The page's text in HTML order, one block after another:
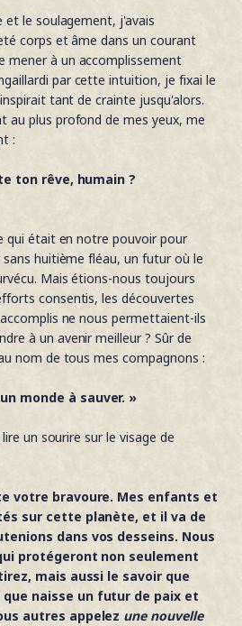
et le soulagement, j'avais
corps et âme dans un courant
mener à un accomplissement
par cette intuition, je fixai le
tant de crainte jusqu'alors.
au plus profond de mes yeux, me
:
ton rêve, humain ?
qui était en notre pouvoir pour
huitième fléau, un futur où le
Mais étions-nous toujours
consentis, les découvertes
ne nous permettaient-ils
à un avenir meilleur ? Sûr de
nom de tous mes compagnons :
monde à sauver. »
un sourire sur le visage de
votre bravoure. Mes enfants et
sur cette planète, et il va de
dans vos desseins. Nous
protégeront non seulement
mais aussi le savoir que
naisse un futur de paix et
autres appelez une nouvelle